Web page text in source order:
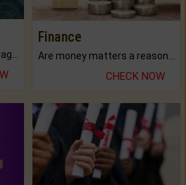
Finance
CHECK NOW